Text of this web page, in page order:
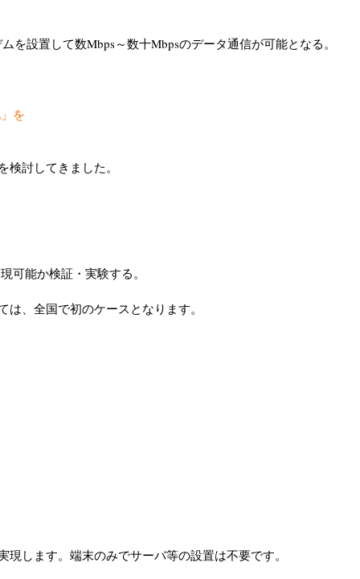
設置して数Mbps～数十Mbpsのデータ通信が可能となる。
を
討してきました。
能か検証・実験する。
、全国で初のケースとなります。
します。端末のみでサーバ等の設置は不要です。